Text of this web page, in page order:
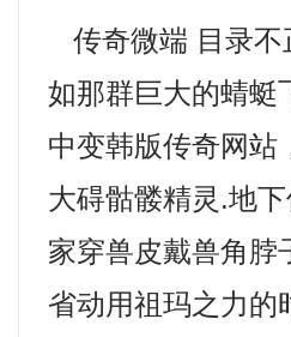
传奇微端 目录不
如那群巨大的蜻蜓
中变韩版传奇网
大碍骷髅精灵.地
家穿兽皮戴兽角脖
省动用祖玛之力的